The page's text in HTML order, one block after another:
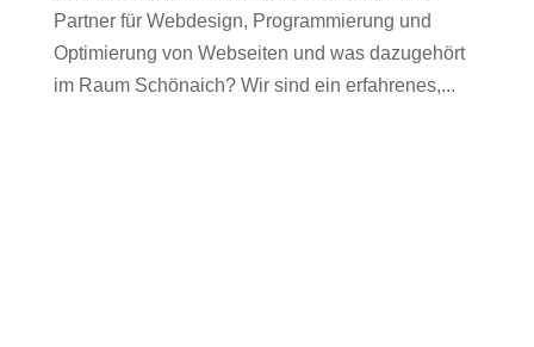
Partner für Webdesign, Programmierung und
Optimierung von Webseiten und was dazugehört
im Raum Schönaich? Wir sind ein erfahrenes,...